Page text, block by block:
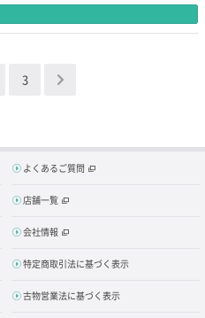
3 ＞
よくあるご質問
店舗一覧
会社情報
特定商取引法に基づく表示
古物営業法に基づく表示